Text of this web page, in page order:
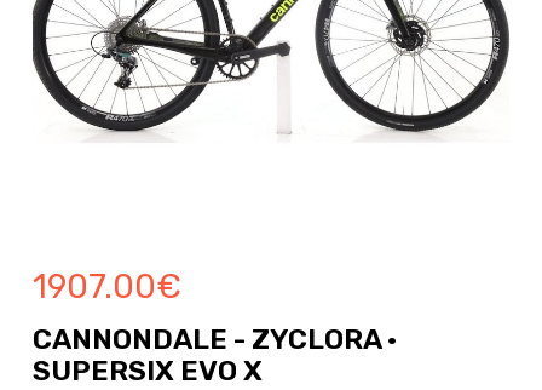
1907.00€
CANNONDALE - ZYCLORA ·
SUPERSIX EVO X